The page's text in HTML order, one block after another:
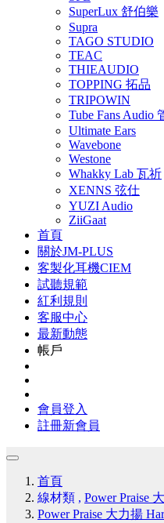
SuperLux 舒伯樂
Supra
TAGO STUDIO
TEAC
THIEAUDIO
TOPPING 拓品
TRIPOWIN
Tube Fans Audio
Ultimate Ears
Wavebone
Westone
Whakky Lab 瓦祈
XENNS 弦仕
YUZI Audio
ZiiGaat
首頁
關於JM-PLUS
客製化耳機CIEM
試聽規範
紅利規則
客服中心
最新動態
帳戶
會員登入
註冊新會員
首頁
線材類 , Power Praise
Power Praise 大力揚